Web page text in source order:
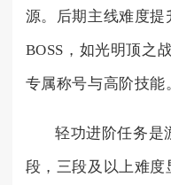
源。后期主线难度
BOSS，如光明顶之
专属称号与高阶技能
轻功进阶任务是
段，三段及以上难